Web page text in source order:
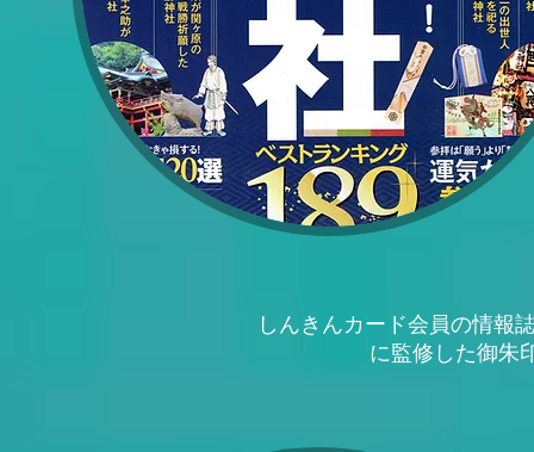
しんきんカード会員の情報
に監修した御朱